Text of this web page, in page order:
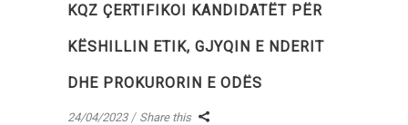
KQZ ÇERTIFIKOI KANDIDATËT PËR
KËSHILLIN ETIK, GJYQIN E NDERIT
DHE PROKURORIN E ODËS
24/04/2023 Share this